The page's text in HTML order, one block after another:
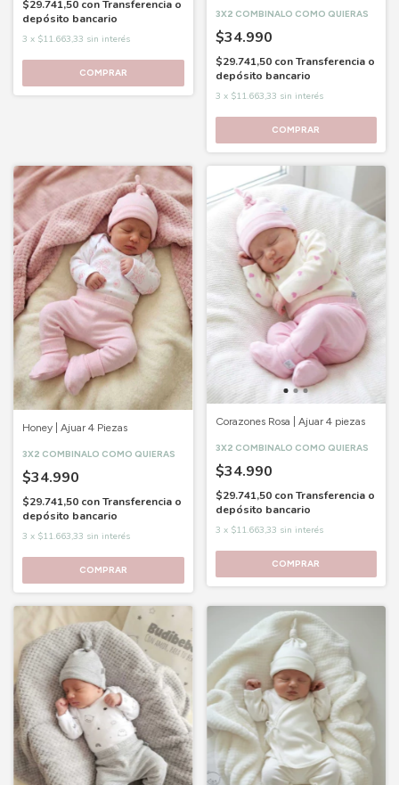
$29.741,50 conTransferencia o
depósito bancario
3 x $11.663,33 sin interés
COMPRAR
3X2 COMBINALO COMO QUIERAS
$34.990
$29.741,50 con Transferencia o
depósito bancario
3 x $11.663,33 sin interés
COMPRAR
Honey | Ajuar 4 Piezas
3X2 COMBINALO COMO QUIERAS
$34.990
$29.741,50 conTransferencia o
depósito bancario
3 x $11.663,33 sin interés
COMPRAR
Corazones Rosa | Ajuar 4 piezas
3X2 COMBINALO COMO QUIERAS
$34.990
$29.741,50 con Transferencia o
depósito bancario
3 x $11.663,33 sin interés
COMPRAR